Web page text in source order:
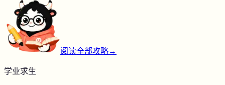
阅读全部攻略→
学业求生